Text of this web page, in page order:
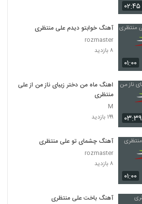
۰۲:۴۵
۰۱:۰۰
آهنگ خوابتو دیدم علی منتظری
rozmaster
۸ بازدید
۰۳:۳۹
اهنگ ماه من دختر زیبای ناز من از علی
منتظری
M
۱۹۹ بازدید
۰۱:۰۰
آهنگ چشمای تو علی منتظری
rozmaster
۸ بازدید
آهنگ باخت علی منتظری